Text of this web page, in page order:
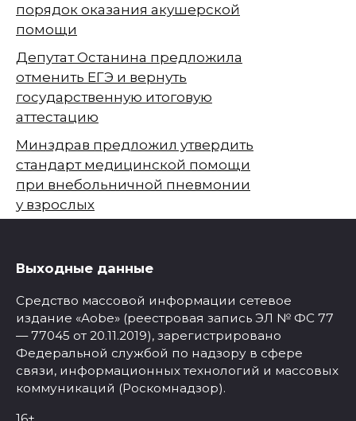
порядок оказания акушерской
помощи
Депутат Останина предложила
отменить ЕГЭ и вернуть
государственную итоговую
аттестацию
Минздрав предложил утвердить
стандарт медицинской помощи
при внебольничной пневмонии
у взрослых
Выходные данные
Средство массовой информации сетевое
издание «Aobe» (реестровая запись ЭЛ № ФС 77
— 77045 от 20.11.2019), зарегистрировано
Федеральной службой по надзору в сфере
связи, информационных технологий и массовых
коммуникаций (Роскомнадзор).
16+